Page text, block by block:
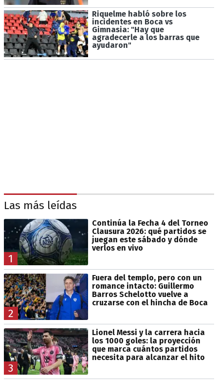
Riquelme habló sobre los
incidentes en Boca vs
Gimnasia: "Hay que
agradecerle a los barras que
ayudaron"
Las más leídas
1
Continúa la Fecha 4 del Torneo
Clausura 2026: qué partidos se
juegan este sábado y dónde
verlos en vivo
2
Fuera del templo, pero con un
romance intacto: Guillermo
Barros Schelotto vuelve a
cruzarse con el hincha de Boca
3
Lionel Messi y la carrera hacia
los 1000 goles: la proyección
que marca cuántos partidos
necesita para alcanzar el hito